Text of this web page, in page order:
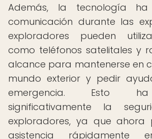
Además, la tecnología
comunicación durante las
exploradores pueden
como teléfonos satelitales y
alcance para mantenerse en
mundo exterior y pedir
emergencia. Esto
significativamente la
exploradores, ya que ahora
asistencia